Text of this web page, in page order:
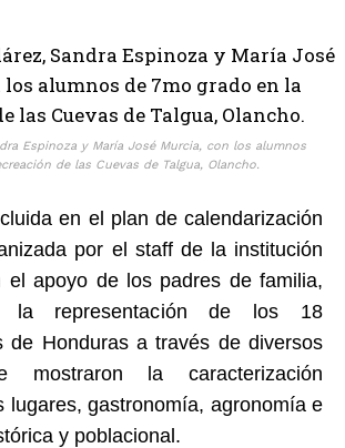
Espinoza y María José Murcia, con los alumnos
de las Cuevas de Talgua, Olancho.
en el plan de calendarización
por el staff de la institución
el apoyo de los padres de familia,
la representación de los 18
de Honduras a través de diversos
mostraron la caracterización
lugares, gastronomía, agronomía e
y poblacional.